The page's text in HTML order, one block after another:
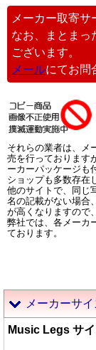
メーカー取寄サ
なお、まとまっ
ございます。
メールにてお問
それらの業者は、メ
売を行っております
ーカーパッケージも
ショップも多数存在
他のサイトで、同じ
名の記載がない場合
が高くなりますので
弊社では、各メーカ
ております。
メーカーサ
Music Legs サ